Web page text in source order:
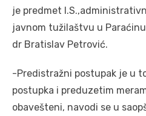
je predmet
javnom tužilaštvu u
dr Bratislav Petrović.
-Predistražni postupak je u
postupka i preduzetim
obavešteni, navodi se u